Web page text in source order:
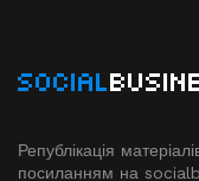
SOCIAL
Републікація
посиланням на